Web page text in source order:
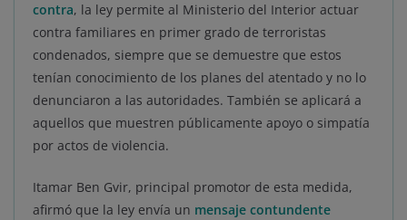
contra, la ley permite al Ministerio del Interior actuar
contra familiares en primer grado de terroristas
condenados, siempre que se demuestre que estos
tenían conocimiento de los planes del atentado y no lo
denunciaron a las autoridades. También se aplicará a
aquellos que muestren públicamente apoyo o simpatía
por actos de violencia.
Itamar Ben Gvir, principal promotor de esta medida,
afirmó que la ley envía un mensaje contundente